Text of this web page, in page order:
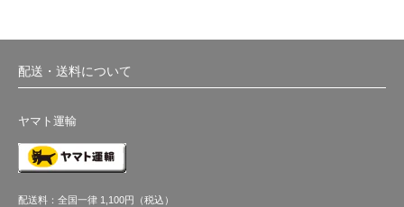
配送・送料について
ヤマト運輸
配送料：全国一律 1,100円（税込）